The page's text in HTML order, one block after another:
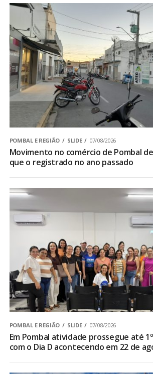
POMBAL E REGIÃO SLIDE 07/08/2026
Movimento no comércio de Pombal
que o registrado no ano passado
POMBAL E REGIÃO SLIDE 07/08/2026
Em Pombal atividade prossegue até
com o Dia D acontecendo em 22 de